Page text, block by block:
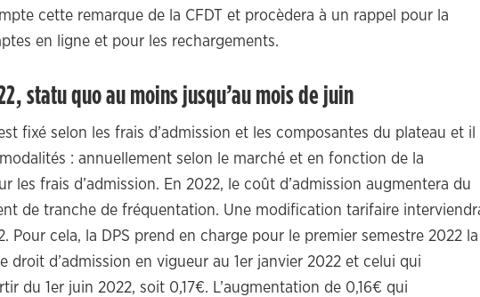
cette remarque de la CFDT et procèdera à un rappel pour la
en ligne et pour les rechargements.
statu quo au moins jusqu’au mois de juin
fixé selon les frais d’admission et les composantes du plateau et il
: annuellement selon le marché et en fonction de la
les frais d’admission. En 2022, le coût d’admission augmentera du
de tranche de fréquentation. Une modification tarifaire
Pour cela, la DPS prend en charge pour le premier semestre 2022 la
droit d’admission en vigueur au 1er janvier 2022 et celui qui
du 1er juin 2022, soit 0,17€. L’augmentation de 0,16€ qui